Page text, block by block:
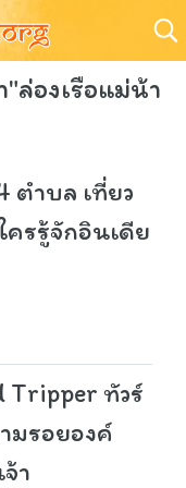
ล่องเรือแม่น้า
ตำบล เที่ยว
รรู้จักอินเดีย
ทัวร์
มรอยองค์
า